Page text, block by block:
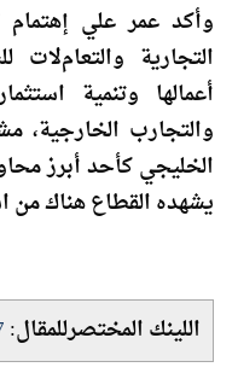
وأكد عمر علي إهتمام
التجارية
أعمالها وتنمية
والتجارب الخارجية،
الخليجي كأحد أبرز
يشهده القطاع هناك من
اللينك المختصرللمقال: